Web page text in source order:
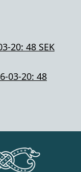
20: 48 SEK
03-20: 48